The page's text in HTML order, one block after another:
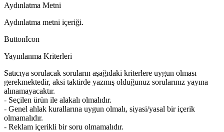
Aydınlatma Metni
Aydınlatma metni içeriği.
ButtonIcon
Yayınlanma Kriterleri
Satıcıya sorulacak soruların aşağıdaki kriterlere uygun olması
gerekmektedir, aksi taktirde yazmış olduğunuz sorularınız yayına
alınamayacaktır.
- Seçilen ürün ile alakalı olmalıdır.
- Genel ahlak kurallarına uygun olmalı, siyasi/yasal bir içerik
olmamalıdır.
- Reklam içerikli bir soru olmamalıdır.